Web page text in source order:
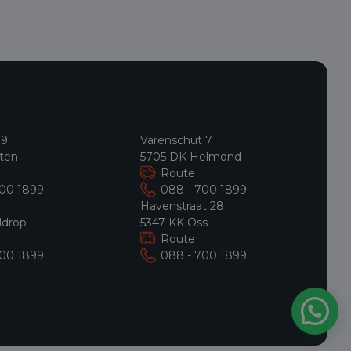
1899
1899
Varenschut 7
5705 DK Helmond
Route
088 - 700 1899
Havenstraat 28
5347 KK Oss
Route
088 - 700 1899